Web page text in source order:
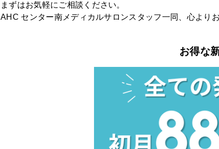
まずはお気軽にご相談ください。
AHC センター南メディカルサロンスタッフ一同、心より
お得な